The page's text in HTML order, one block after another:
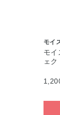
モイ
モイ
ェ